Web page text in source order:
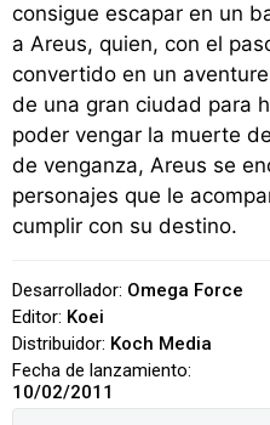
consigue escapar en un
a Areus, quien, con el
convertido en un
de una gran ciudad para
poder vengar la muerte
de venganza, Areus se
personajes que le
cumplir con su destino.
Desarrollador: Omega Force
Editor: Koei
Distribuidor: Koch Media
Fecha de lanzamiento:
10/02/2011